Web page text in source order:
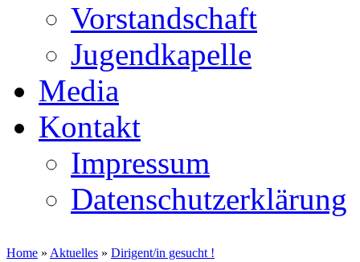
Vorstandschaft
Jugendkapelle
Media
Kontakt
Impressum
Datenschutzerklärung
Home » Aktuelles » Dirigent/in gesucht !